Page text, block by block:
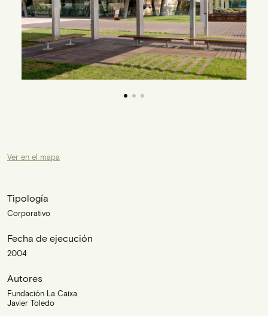
Ver en el mapa
Tipología
Corporativo
Fecha de ejecución
2004
Autores
Fundación La Caixa
Javier Toledo